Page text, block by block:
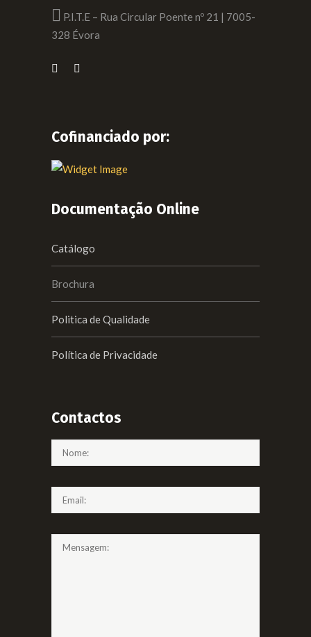
P.I.T.E – Rua Circular Poente nº 21 | 7005-
328 Évora
Cofinanciado por:
Documentação Online
Catálogo
Brochura
Politica de Qualidade
Política de Privacidade
Contactos